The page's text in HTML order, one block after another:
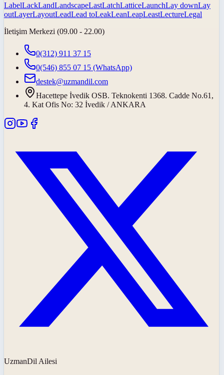
LabelLackLandLandscapeLastLatchLatticeLaunchLay downLay
outLayerLayoutLeadLead toLeakLeanLeapLeastLectureLegal
İletişim Merkezi (09.00 - 22.00)
0(312) 911 37 15
0(546) 855 07 15 (WhatsApp)
destek@uzmandil.com
Hacettepe İvedik OSB. Teknokenti 1368. Cadde No.61,
4. Kat Ofis No: 32 İvedik / ANKARA
UzmanDil Ailesi